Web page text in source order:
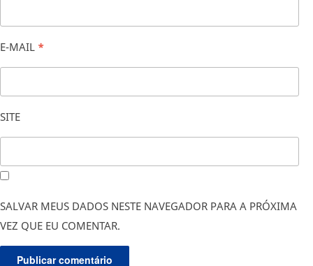
E-MAIL *
SITE
SALVAR MEUS DADOS NESTE NAVEGADOR PARA A PRÓXIMA
VEZ QUE EU COMENTAR.